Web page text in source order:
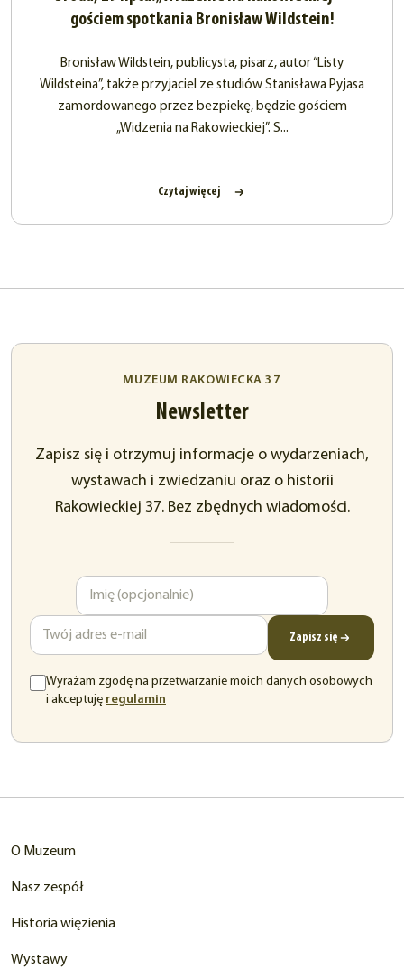
gościem spotkania Bronisław Wildstein!
Bronisław Wildstein, publicysta, pisarz, autor “Listy
Wildsteina”, także przyjaciel ze studiów Stanisława Pyjasa
zamordowanego przez bezpiekę, będzie gościem
„Widzenia na Rakowieckiej”. S...
Czytaj więcej
MUZEUM RAKOWIECKA 37
Newsletter
Zapisz się i otrzymuj informacje o wydarzeniach,
wystawach i zwiedzaniu oraz o historii
Rakowieckiej 37. Bez zbędnych wiadomości.
Zapisz się
Wyrażam zgodę na przetwarzanie moich danych osobowych
i akceptuję regulamin
O Muzeum
Nasz zespół
Historia więzienia
Wystawy